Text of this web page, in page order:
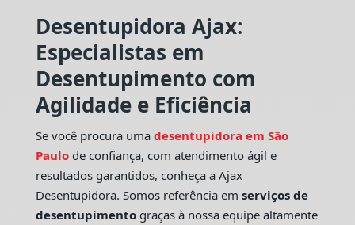
Desentupidora Ajax:
Especialistas em
Desentupimento com
Agilidade e Eficiência
Se você procura uma desentupidora em São
Paulo de confiança, com atendimento ágil e
resultados garantidos, conheça a Ajax
Desentupidora. Somos referência em serviços de
desentupimentograças à nossa equipe altamente